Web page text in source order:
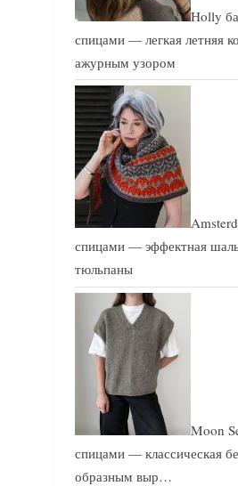
Holly
спицами — легкая летняя
ажурным узором
спицами — эффектная
тюльпаны
Moon
спицами — классическая
образным выр…